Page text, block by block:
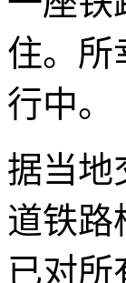
住。所
行中。
据当地
道铁路
已对所